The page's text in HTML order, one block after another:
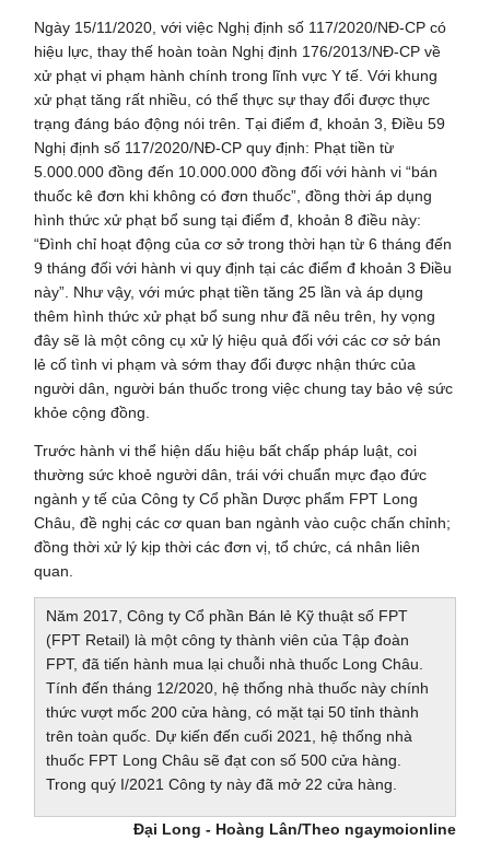
Ngày 15/11/2020, với việc Nghị định số 117/2020/NĐ-CP có
hiệu lực, thay thế hoàn toàn Nghị định 176/2013/NĐ-CP về
xử phạt vi phạm hành chính trong lĩnh vực Y tế. Với khung
xử phạt tăng rất nhiều, có thể thực sự thay đổi được thực
trạng đáng báo động nói trên. Tại điểm đ, khoản 3, Điều 59
Nghị định số 117/2020/NĐ-CP quy định: Phạt tiền từ
5.000.000 đồng đến 10.000.000 đồng đối với hành vi “bán
thuốc kê đơn khi không có đơn thuốc”, đồng thời áp dụng
hình thức xử phạt bổ sung tại điểm đ, khoản 8 điều này:
“Đình chỉ hoạt động của cơ sở trong thời hạn từ 6 tháng đến
9 tháng đối với hành vi quy định tại các điểm đ khoản 3 Điều
này”. Như vậy, với mức phạt tiền tăng 25 lần và áp dụng
thêm hình thức xử phạt bổ sung như đã nêu trên, hy vọng
đây sẽ là một công cụ xử lý hiệu quả đối với các cơ sở bán
lẻ cố tình vi phạm và sớm thay đổi được nhận thức của
người dân, người bán thuốc trong việc chung tay bảo vệ sức
khỏe cộng đồng.
Trước hành vi thể hiện dấu hiệu bất chấp pháp luật, coi
thường sức khoẻ người dân, trái với chuẩn mực đạo đức
ngành y tế của Công ty Cổ phần Dược phẩm FPT Long
Châu, đề nghị các cơ quan ban ngành vào cuộc chấn chỉnh;
đồng thời xử lý kịp thời các đơn vị, tổ chức, cá nhân liên
quan.
Năm 2017, Công ty Cổ phần Bán lẻ Kỹ thuật số FPT
(FPT Retail) là một công ty thành viên của Tập đoàn
FPT, đã tiến hành mua lại chuỗi nhà thuốc Long Châu.
Tính đến tháng 12/2020, hệ thống nhà thuốc này chính
thức vượt mốc 200 cửa hàng, có mặt tại 50 tỉnh thành
trên toàn quốc. Dự kiến đến cuối 2021, hệ thống nhà
thuốc FPT Long Châu sẽ đạt con số 500 cửa hàng.
Trong quý I/2021 Công ty này đã mở 22 cửa hàng.
Đại Long - Hoàng Lân/Theo ngaymoionline